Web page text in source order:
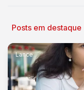
Posts em destaque
Lance